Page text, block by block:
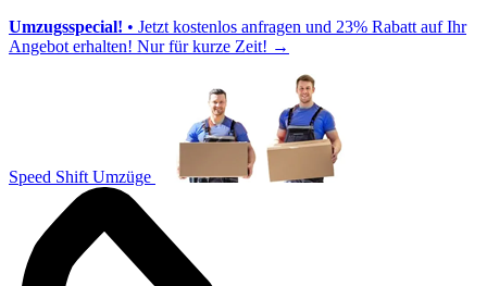
Umzugsspecial! • Jetzt kostenlos anfragen und 23% Rabatt auf Ihr
Angebot erhalten! Nur für kurze Zeit! →
Speed Shift Umzüge